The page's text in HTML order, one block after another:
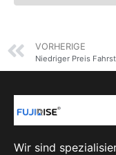
VORHERIGE
Wir sind